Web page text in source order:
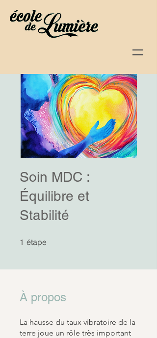
Soin MDC :
Équilibre et
Stabilité
1 étape
À propos
La hausse du taux vibratoire de la
terre joue un rôle très important